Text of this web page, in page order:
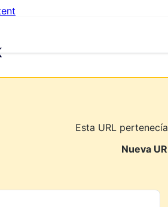
Esta URL
Nueva